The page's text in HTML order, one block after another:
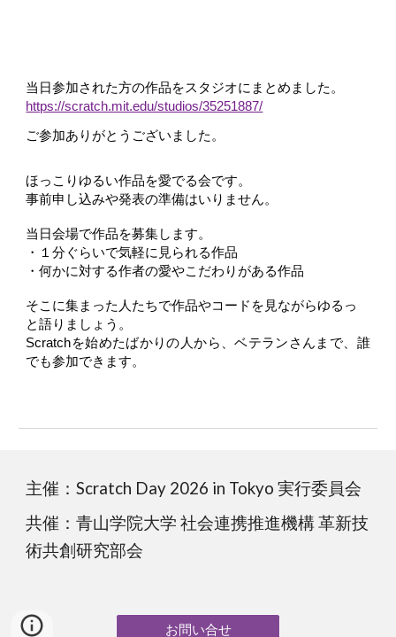
当日参加された方の作品をスタジオにまとめました。
https://scratch.mit.edu/studios/35251887/
ご参加ありがとうございました。
ほっこりゆるい作品を愛でる会です。
事前申し込みや発表の準備はいりません。
当日会場で作品を募集します。
・１分ぐらいで気軽に見られる作品
・何かに対する作者の愛やこだわりがある作品
そこに集まった人たちで作品やコードを見ながらゆるっ
と語りましょう。
Scratchを始めたばかりの人から、ベテランさんまで、誰
でも参加できます。
主催：Scratch Day 2026 in Tokyo 実行委員会
共催：青山学院大学 社会連携推進機構 革新技
術共創研究部会
お問い合せ